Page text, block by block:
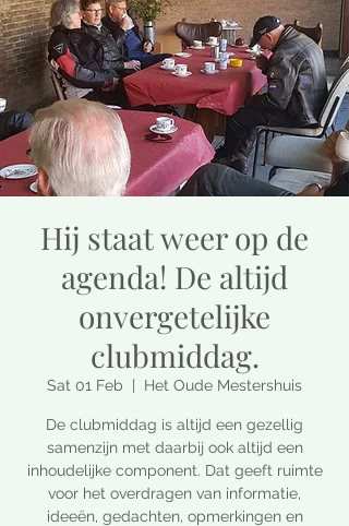
Hij staat weer op de
agenda! De altijd
onvergetelijke
clubmiddag.
Sat 01 Feb Het Oude Mestershuis
De clubmiddag is altijd een gezellig
samenzijn met daarbij ook altijd een
inhoudelijke component. Dat geeft ruimte
voor het overdragen van informatie,
ideeën, gedachten, opmerkingen en